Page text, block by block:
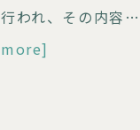
行われ、その内容…
more]